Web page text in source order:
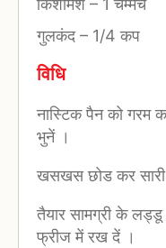
गुलकंद– 1/4 कप
विधि
नास्टिक पैन को
भुनें ।
खसखस छोड कर सारी
तैयार सामग्री के
फ्रीज में रख दें ।